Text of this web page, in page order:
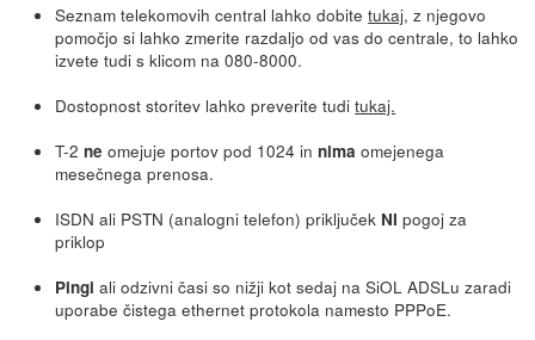
Seznam telekomovih central lahko dobitetukaj, z njegovo
pomočjo si lahko zmerite razdaljo od vas do centrale, to lahko
izvete tudi s klicom na 080-8000.
Dostopnost storitev lahko preverite tuditukaj.
T-2ne omejuje portov pod 1024 innima omejenega
mesečnega prenosa.
ISDN ali PSTN (analogni telefon) priključek NI pogoj za
priklop
Pingi ali odzivni časi so nižji kot sedaj na SiOL ADSLu zaradi
uporabe čistega ethernet protokola namesto PPPoE.